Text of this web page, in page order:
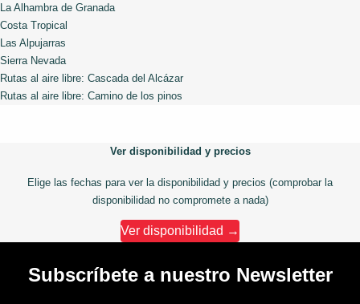
La Alhambra de Granada
Costa Tropical
Las Alpujarras
Sierra Nevada
Rutas al aire libre: Cascada del Alcázar
Rutas al aire libre: Camino de los pinos
Ver disponibilidad y precios
Elige las fechas para ver la disponibilidad y precios (comprobar la
disponibilidad no compromete a nada)
Ver disponibilidad →
Subscríbete a nuestro Newsletter